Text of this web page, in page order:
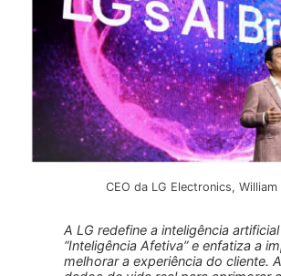
CEO da LG Electronics, William
A LG redefine a inteligência
“Inteligência Afetiva” e enfatiza a
melhorar a experiência do cliente.